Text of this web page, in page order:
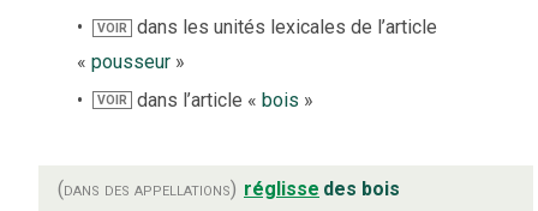
VOIR
dans les unités lexicales de l’article
« pousseur »
VOIR dans l’article «bois »
(dans des appellations) réglisse des bois